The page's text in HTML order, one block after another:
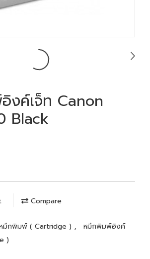
งค์เจ็ท Canon
Black
Compare
มึกพิมพ์ ( Cartridge ) ,
หมึกพิมพ์อิงค์
)